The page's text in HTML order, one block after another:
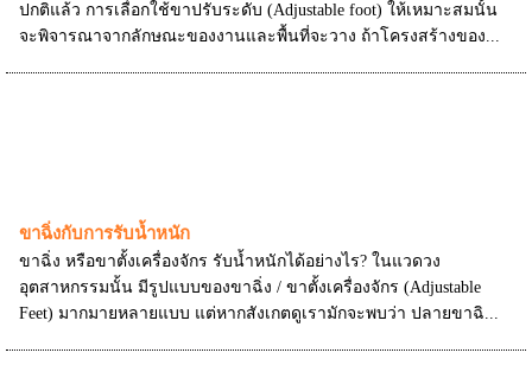
ปกติแล้ว การเลื่อกใช้ขาปรับระดับ (Adjustable foot) ให้เหมาะสมนั้น
จะพิจารณาจากลักษณะของงานและพื้นที่จะวาง ถ้าโครงสร้างของ...
ขาฉิ่งกับการรับน้ำหนัก
ขาฉิ่ง หรือขาตั้งเครื่องจักร รับน้ำหนักได้อย่างไร? ในแวดวง
อุตสาหกรรมนั้น มีรูปแบบของขาฉิ่ง / ขาตั้งเครื่องจักร (Adjustable
Feet) มากมายหลายแบบ แต่หากสังเกตดูเรามักจะพบว่า ปลายขาฉิ...